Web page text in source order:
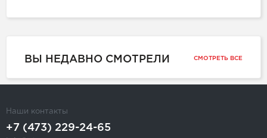
ВЫ НЕДАВНО СМОТРЕЛИ СМОТРЕТЬ ВСЕ
Наши контакты
+7 (473) 229-24-65